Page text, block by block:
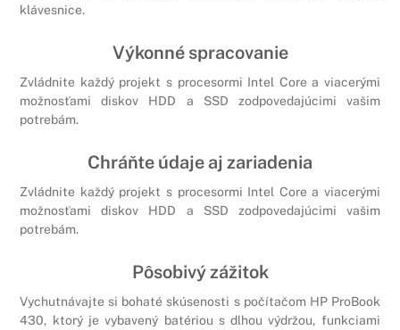
klávesnice.
Výkonné spracovanie
Zvládnite každý projekt s procesormi Intel Core a viacerými
možnosťami diskov HDD a SSD zodpovedajúcimi vašim
potrebám.
Chráňte údaje aj zariadenia
Zvládnite každý projekt s procesormi Intel Core a viacerými
možnosťami diskov HDD a SSD zodpovedajúcimi vašim
potrebám.
Pôsobivý zážitok
Vychutnávajte si bohaté skúsenosti s počítačom HP ProBook
430, ktorý je vybavený batériou s dlhou výdržou, funkciami